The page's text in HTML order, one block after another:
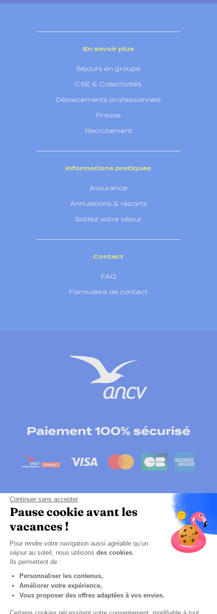
Continuer sans accepter
Pause cookie avant les
vacances !
Pour rendre votre navigation aussi agréable qu’un
séjour au soleil, nous utilisons des cookies
Ils permettent de :
Personnaliser les contenus,
Améliorer votre expérience,
Vous proposer des offres adaptées à vos envies.
Certains cookies nécessitent votre consentement, modifiable à tout
En savoir plus
Séjours en groupe
CSE & Collectivités
Déplacements professionnels
Presse
Recrutement
Informations pratiques
Assurance
Annulations & reports
Soldez votre séjour
Contact
FAQ
Formulaire de contact
Paiement 100% sécurisé
Cliquez-ici pour modifier vos préférences en
matières de cookies
CGPV
Politique de confidentialité